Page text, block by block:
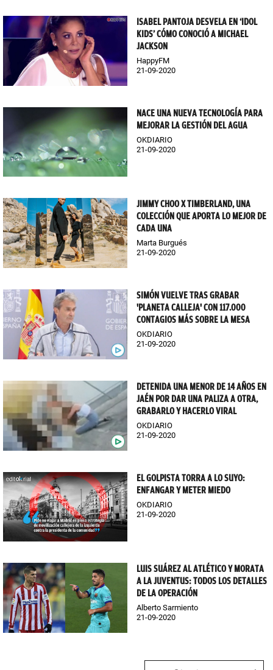
ISABEL PANTOJA DESVELA EN ‘IDOL
KIDS’ CÓMO CONOCIÓ A MICHAEL
JACKSON
HappyFM
21-09-2020
NACE UNA NUEVA TECNOLOGÍA PARA
MEJORAR LA GESTIÓN DEL AGUA
OKDIARIO
21-09-2020
JIMMY CHOO X TIMBERLAND, UNA
COLECCIÓN QUE APORTA LO MEJOR DE
CADA UNA
Marta Burgués
21-09-2020
SIMÓN VUELVE TRAS GRABAR
'PLANETA CALLEJA' CON 117.000
CONTAGIOS MÁS SOBRE LA MESA
OKDIARIO
21-09-2020
DETENIDA UNA MENOR DE 14 AÑOS EN
JAÉN POR DAR UNA PALIZA A OTRA,
GRABARLO Y HACERLO VIRAL
OKDIARIO
21-09-2020
EL GOLPISTA TORRA A LO SUYO:
ENFANGAR Y METER MIEDO
OKDIARIO
21-09-2020
LUIS SUÁREZ AL ATLÉTICO Y MORATA
A LA JUVENTUS: TODOS LOS DETALLES
DE LA OPERACIÓN
Alberto Sarmiento
21-09-2020